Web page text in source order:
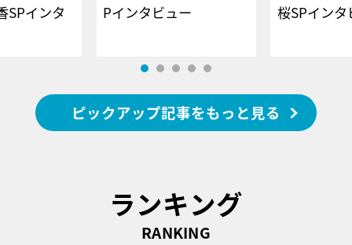
SPインタ
Pインタビュー
桜SPイ
ピックアップ記事をもっと見る
ランキング
RANKING